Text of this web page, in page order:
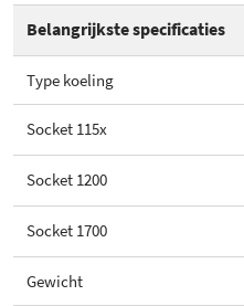
Belangrijkste specificaties
Type koeling
Socket 115x
Socket 1200
Socket 1700
Gewicht